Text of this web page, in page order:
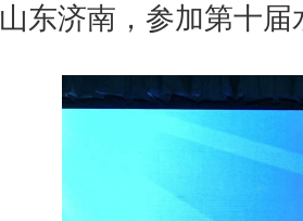
山东济南，参加第十